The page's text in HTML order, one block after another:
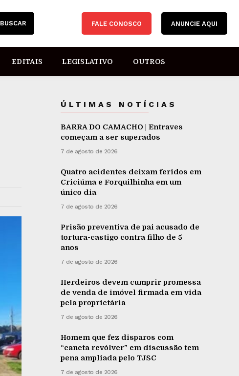
BUSCAR FALE CONOSCO ANUNCIE AQUI
EDITAIS LEGISLATIVO OUTROS
ÚLTIMAS NOTÍCIAS
BARRA DO CAMACHO | Entraves
começam a ser superados
7 de agosto de 2026
Quatro acidentes deixam feridos em
Criciúma e Forquilhinha em um
único dia
7 de agosto de 2026
Prisão preventiva de pai acusado de
tortura-castigo contra filho de 5
anos
7 de agosto de 2026
Herdeiros devem cumprir promessa
de venda de imóvel firmada em vida
pela proprietária
7 de agosto de 2026
Homem que fez disparos com
“caneta revólver” em discussão tem
pena ampliada pelo TJSC
7 de agosto de 2026